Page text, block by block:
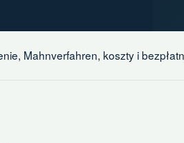
Mahnverfahren, koszty i